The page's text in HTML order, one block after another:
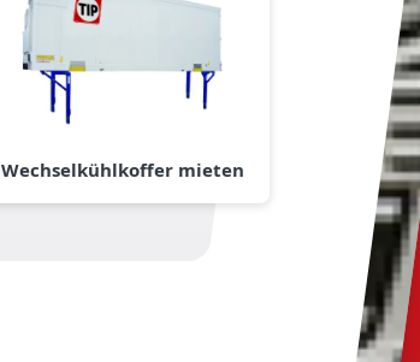
Wechselkühlkoffer mieten